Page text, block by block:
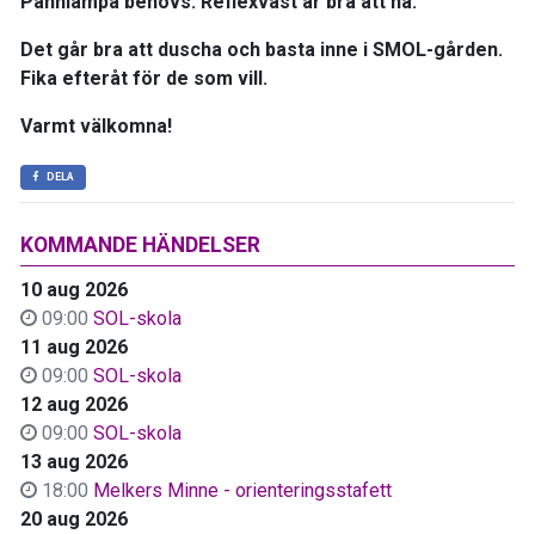
KOMMANDE HÄNDELSER
10 aug 2026
09:00 SOL-skola
11 aug 2026
09:00 SOL-skola
12 aug 2026
09:00 SOL-skola
13 aug 2026
18:00 Melkers Minne - orienteringsstafett
20 aug 2026
Det går bra att duscha och basta inne i SMOL-gården.
Fika efteråt för de som vill.
Varmt välkomna!
DELA